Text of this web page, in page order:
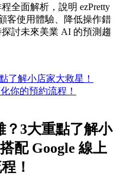
全面解析，說明 ezPretty
客使用體驗、降低操作錯
討未來美業 AI 的預測趨
？3大重點了解小
配 Google 線上
！